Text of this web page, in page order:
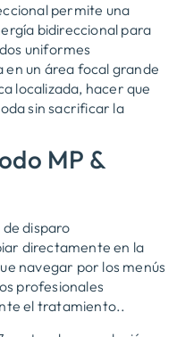
permite una
bidireccional para
uniformes
en un área focal grande
localizada, hacer que
sin sacrificar la
MP &
disparo
directamente en la
navegar por los menús
profesionales
el tratamiento..